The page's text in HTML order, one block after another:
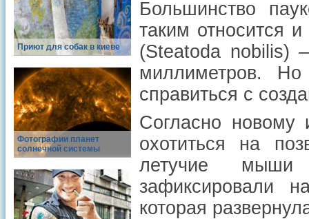
Приют для собак в киеве
Фотографии планет
солнечной системы
Большинство
таким относится
(Steatoda nobilis)
миллиметров. Но
справиться с
Согласно новому
охотиться на
летучие
зафиксировали
которая